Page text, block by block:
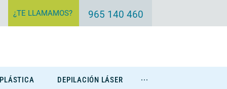
¿TE LLAMAMOS? 965 140 460
DEPILACIÓN LÁSER ···